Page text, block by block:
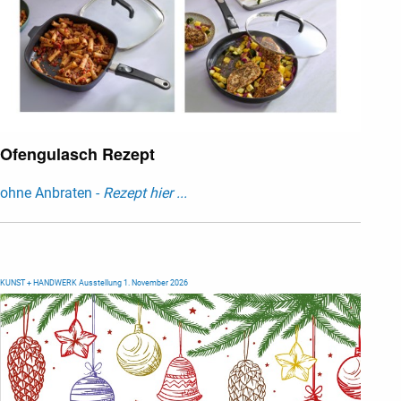
Ofengulasch Rezept
ohne Anbraten - Rezept hier ...
KUNST + HANDWERK Ausstellung 1. November 2026